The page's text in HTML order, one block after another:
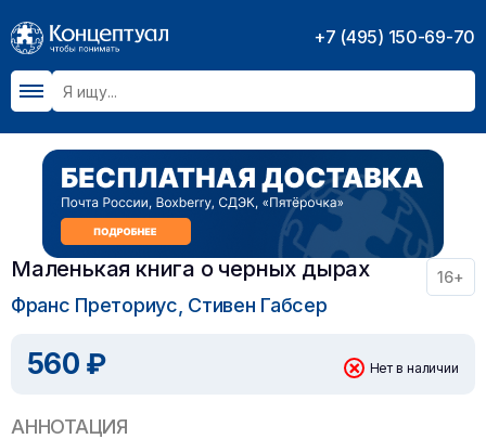
+7 (495) 150-69-70
Маленькая книга о черных дырах 16+
Франс Преториус, Стивен Габсер
560 ₽ Нет в наличии
АННОТАЦИЯ